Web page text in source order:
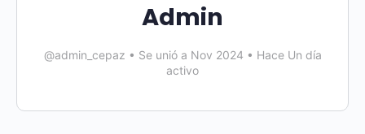
Admin
@admin_cepaz • Se unió a Nov 2024 • Hace Un día
activo